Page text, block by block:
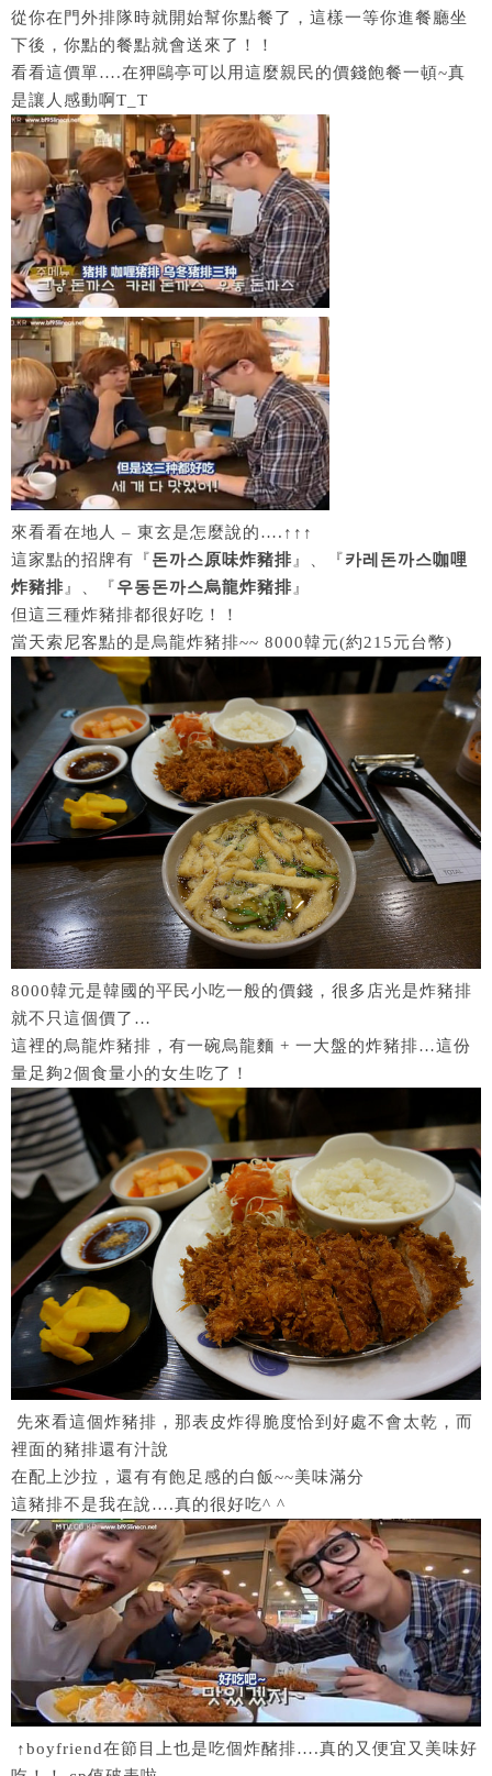
從你在門外排隊時就開始幫你點餐了，這樣一等你進餐廳坐
下後，你點的餐點就會送來了！！
看看這價單….在狎鷗亭可以用這麼親民的價錢飽餐一頓~真
是讓人感動啊T_T
來看看在地人 – 東玄是怎麼說的….↑↑↑
這家點的招牌有『돈까스原味炸豬排 』、『카레돈까스咖哩
炸豬排 』、『우동돈까스烏龍炸豬排 』
但這三種炸豬排都很好吃！！
當天索尼客點的是烏龍炸豬排~~ 8000韓元(約215元台幣)
8000韓元是韓國的平民小吃一般的價錢，很多店光是炸豬排
就不只這個價了…
這裡的烏龍炸豬排，有一碗烏龍麵 + 一大盤的炸豬排…這份
量足夠2個食量小的女生吃了！
先來看這個炸豬排，那表皮炸得脆度恰到好處不會太乾，而
裡面的豬排還有汁說
在配上沙拉，還有有飽足感的白飯~~美味滿分
這豬排不是我在說….真的很好吃^ ^
↑boyfriend在節目上也是吃個炸醏排….真的又便宜又美味好